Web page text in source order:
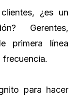
¿es un
Gerentes,
primera línea
para hacer